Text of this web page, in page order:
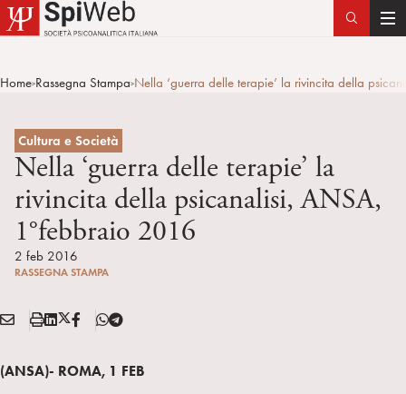
T
g
Home>Rassegna Stampa>Nella ‘guerra delle terapie’ la rivincita della
Cultura e Società
Nella ‘guerra delle terapie’ la
rivincita della psicanalisi, ANSA,
1°febbraio 2016
2 feb 2016
RASSEGNA STAMPA
Condividi:
E
A
I
S
a
L
n
k
X
T
F
T
(ANSA)- ROMA, 1 FEB